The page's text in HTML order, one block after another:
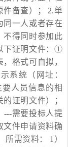
件备查）； 2.单
同一人或者存在
不得同时参加此
下证明文件：①
格式可自拟，
系统（网址：
要人员信息的相
证明文件）；
---需要投标人提
文件申请资料确
需资料： 1）